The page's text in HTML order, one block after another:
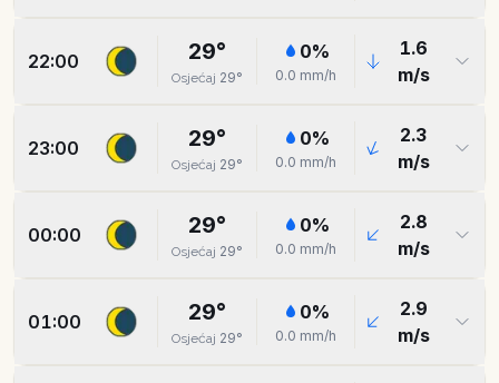
22:00 29°
Osjećaj 29°
0%
0.0 mm/h
1.6
m/s
23:00 29°
Osjećaj 29°
0%
0.0 mm/h
2.3
m/s
00:00 29°
Osjećaj 29°
0%
0.0 mm/h
2.8
m/s
01:00 29°
Osjećaj 29°
0%
0.0 mm/h
2.9
m/s